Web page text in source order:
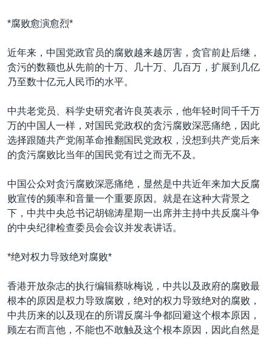
跳
到
索
欧洲
非洲
美洲
科教·文娱·体健
军事
劳工
白宫要闻
国会报道
美中关系
埃博拉疫情
美国之音专访
重要讲话与声明
台海两岸关系
南中国海争端
关注西藏
VOA视频
VOA今日焦点
中文广播
关注我们
其他语言网站
*腐败愈演愈烈*
近年来，中国党政官员的腐败越来越厉害，贪官前赴后继，
贪污的数额也从先前的十万、几十万、几百万，扩展到几亿
乃至数十亿元人民币的水平。
中共老党员、科学史研究者许良英表示，他年轻时同千千万
万的中国人一样，对国民党政权的贪污腐败深恶痛绝，因此
选择跟随共产党闹革命推翻国民党政权，没想到共产党后来
的贪污腐败比当年的国民党有过之而无不及。
中国公众对贪污腐败深恶痛绝，显然是中共近年来加大反腐
败宣传的频率和音量一个重要原因。就是在这种大背景之
下，中共中央总书记胡锦涛星期一出席并主持中共反腐斗争
的中央纪律检查委员会会议并发表讲话。
*绝对权力导致绝对腐败*
香港开放杂志的执行编辑蔡咏梅说，中共以及政府的腐败最
根本的原因是权力导致腐败，绝对的权力导致绝对的腐败，
中共历来的以及现在的所谓反腐斗争都回避这个根本原因，
顾左右而言他，不能也不敢触及这个根本原因，因此自然是